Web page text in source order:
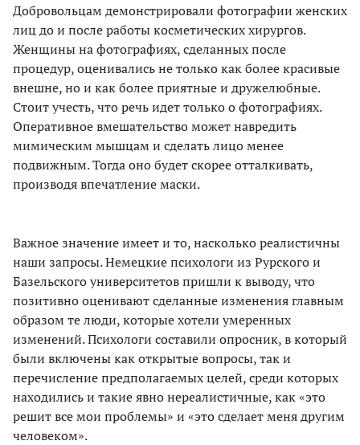
Добровольцам демонстрировали фотографии женских
лиц до и после работы косметических хирургов.
Женщины на фотографиях, сделанных после
процедур, оценивались не только как более красивые
внешне, но и как более приятные и дружелюбные.
Cтоит учесть, что речь идет только о фотографиях.
Оперативное вмешательство может навредить
мимическим мышцам и сделать лицо менее
подвижным. Тогда оно будет скорее отталкивать,
производя впечатление маски.
Важное значение имеет и то, насколько реалистичны
наши запросы. Немецкие психологи из Рурского и
Базельского университетов пришли к выводу, что
позитивно оценивают сделанные изменения главным
образом те люди, которые хотели умеренных
изменений. Психологи составили опросник, в который
были включены как открытые вопросы, так и
перечисление предполагаемых целей, среди которых
находились и такие явно нереалистичные, как «это
решит все мои проблемы» и «это сделает меня другим
человеком».